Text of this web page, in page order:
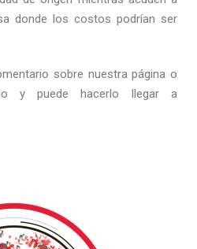
donde los costos podrían ser
sobre nuestra página o
y puede hacerlo llegar a